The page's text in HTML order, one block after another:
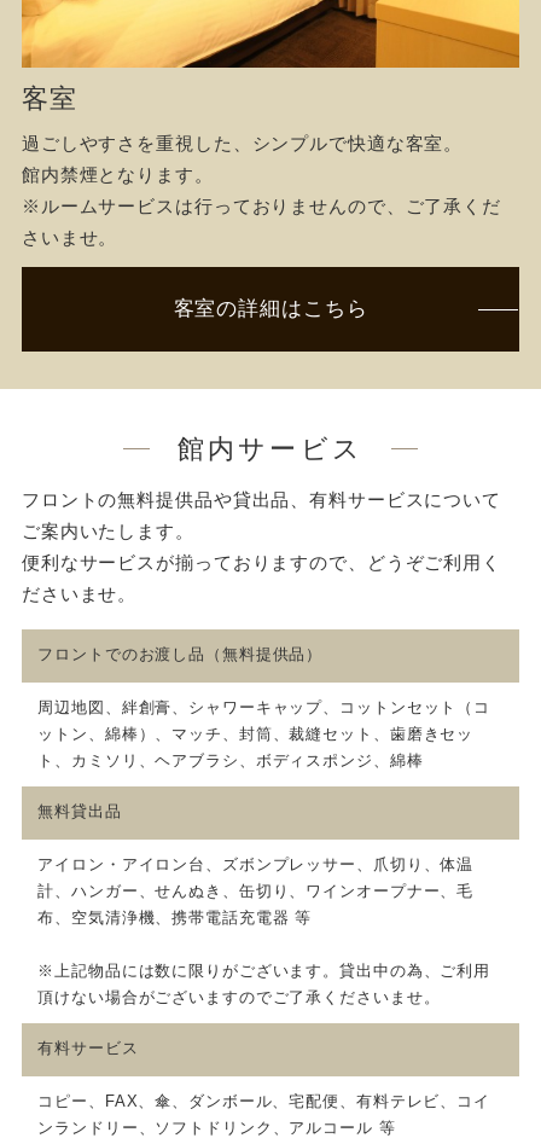
客室
過ごしやすさを重視した、シンプルで快適な客室。
館内禁煙となります。
※ルームサービスは行っておりませんので、ご了承くだ
さいませ。
客室の詳細はこちら
館内サービス
フロントの無料提供品や貸出品、有料サービスについて
ご案内いたします。
便利なサービスが揃っておりますので、どうぞご利用く
ださいませ。
フロントでのお渡し品（無料提供品）
周辺地図、絆創膏、シャワーキャップ、コットンセット（コ
ットン、綿棒）、マッチ、封筒、裁縫セット、歯磨きセッ
ト、カミソリ、ヘアブラシ、ボディスポンジ、綿棒
無料貸出品
アイロン・アイロン台、ズボンプレッサー、爪切り、体温
計、ハンガー、せんぬき、缶切り、ワインオープナー、毛
布、空気清浄機、携帯電話充電器 等
※上記物品には数に限りがございます。貸出中の為、ご利用
頂けない場合がございますのでご了承くださいませ。
有料サービス
コピー、FAX、傘、ダンボール、宅配便、有料テレビ、コイ
ンランドリー、ソフトドリンク、アルコール 等